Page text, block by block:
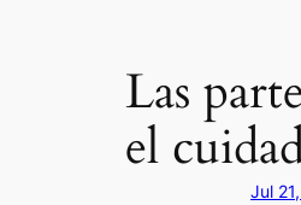
Las
el
Jul